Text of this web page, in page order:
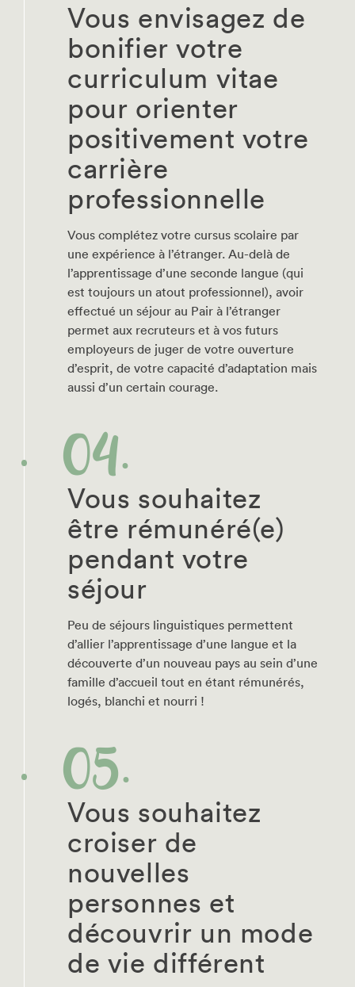
Vous envisagez de
bonifier votre
curriculum vitae
pour orienter
positivement votre
carrière
professionnelle
Vous complétez votre cursus scolaire par
une expérience à l’étranger. Au-delà de
l’apprentissage d’une seconde langue (qui
est toujours un atout professionnel), avoir
effectué un séjour au Pair à l’étranger
permet aux recruteurs et à vos futurs
employeurs de juger de votre ouverture
d’esprit, de votre capacité d’adaptation mais
aussi d’un certain courage.
Vous souhaitez
être rémunéré(e)
pendant votre
séjour
Peu de séjours linguistiques permettent
d’allier l’apprentissage d’une langue et la
découverte d’un nouveau pays au sein d’une
famille d’accueil tout en étant rémunérés,
logés, blanchi et nourri !
Vous souhaitez
croiser de
nouvelles
personnes et
découvrir un mode
de vie différent